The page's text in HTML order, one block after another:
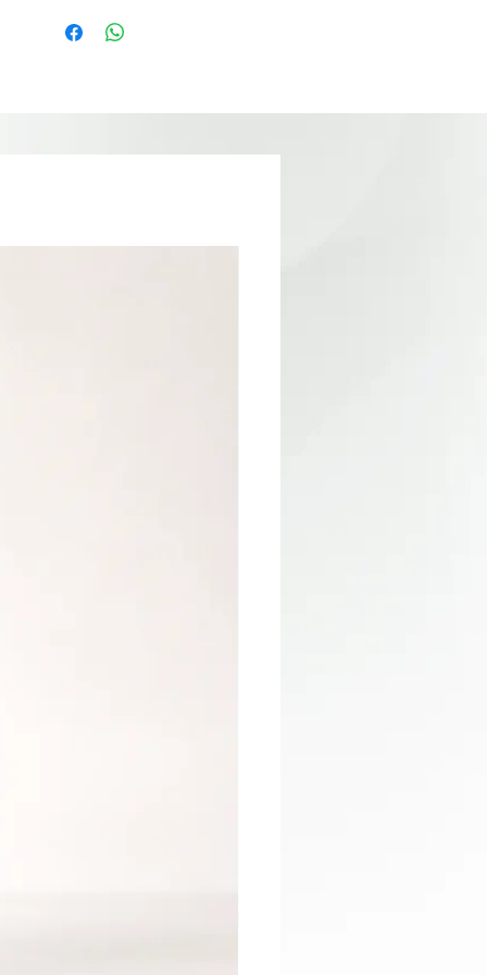
imaginatiei pentru aplicatii originale si